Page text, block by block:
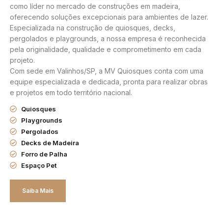
como líder no mercado de construções em madeira,
oferecendo soluções excepcionais para ambientes de lazer.
Especializada na construção de quiosques, decks,
pergolados e playgrounds, a nossa empresa é reconhecida
pela originalidade, qualidade e comprometimento em cada
projeto.
Com sede em Valinhos/SP, a MV Quiosques conta com uma
equipe especializada e dedicada, pronta para realizar obras
e projetos em todo território nacional.
Quiosques
Playgrounds
Pergolados
Decks de Madeira
Forro de Palha
Espaço Pet
Saiba Mais